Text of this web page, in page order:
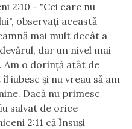
2:10 - "Cei care nu
observaţi această
ă mai mult decât a
ărul, dar un nivel mai
Am o dorinţă atât de
îl iubesc şi nu vreau să am
Dacă nu primesc
salvat de orice
2:11 că Însuşi